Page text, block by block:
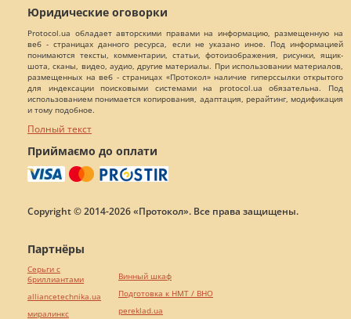
Юридические оговорки
Protocol.ua обладает авторскими правами на информацию, размещенную на
веб - страницах данного ресурса, если не указано иное. Под информацией
понимаются тексты, комментарии, статьи, фотоизображения, рисунки, ящик-
шота, сканы, видео, аудио, другие материалы. При использовании материалов,
размещенных на веб - страницах «Протокол» наличие гиперссылки открытого
для индексации поисковыми системами на protocol.ua обязательна. Под
использованием понимается копирования, адаптация, рерайтинг, модификация
и тому подобное.
Полный текст
Приймаємо до оплати
Copyright © 2014-2026 «Протокол». Все права защищены.
Партнёры
Серьги с
бриллиантами
alliancetechnika.ua
миралинкс
Винный шкаф
Подготовка к НМТ / ВНО
pereklad.ua